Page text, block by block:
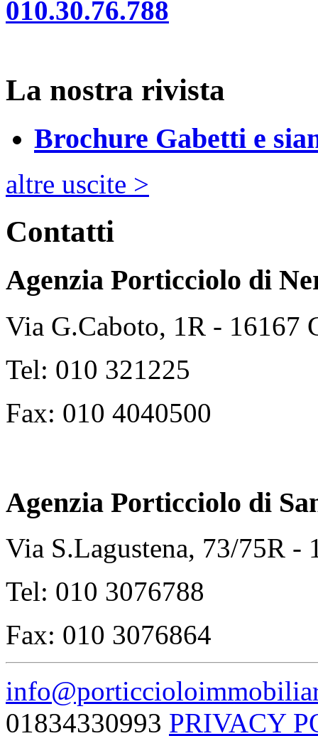
010.30.76.788
La nostra rivista
Brochure Gabetti e
altre uscite >
Contatti
Agenzia Porticciolo di
Via G.Caboto, 1R - 16167
Tel: 010 321225
Fax: 010 4040500
Agenzia Porticciolo di
Via S.Lagustena, 73/75R -
Tel: 010 3076788
Fax: 010 3076864
01834330993 PRIVACY